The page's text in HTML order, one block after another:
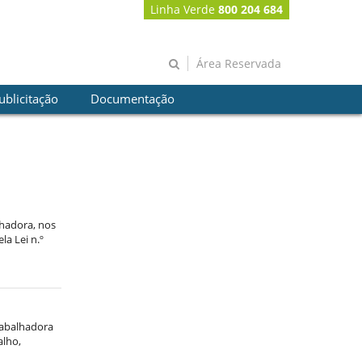
Linha Verde 800 204 684
Área Reservada
Documentação
nos
Lei n.º